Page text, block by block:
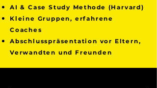
AI & Case Study Methode (Harvard)
Kleine Gruppen, erfahrene
Coaches
Abschlusspräsentation vor Eltern,
Verwandten und Freunden